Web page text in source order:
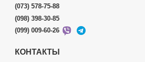
(073) 578-75-88
(098) 398-30-85
(099) 009-60-26
КОНТАКТЫ